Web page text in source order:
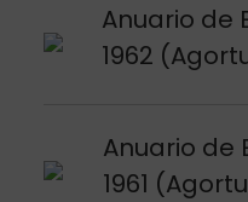
Anuario de
1962
Argitalpena ikusi
Anuario de
1961
Argitalpena ikusi